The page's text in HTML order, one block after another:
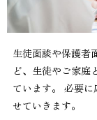
生徒面談や保護者
ど、生徒やご家庭
ています。 必要
せていきます。